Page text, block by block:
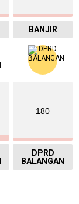
BANJIR
180
DPRD
BALANGAN